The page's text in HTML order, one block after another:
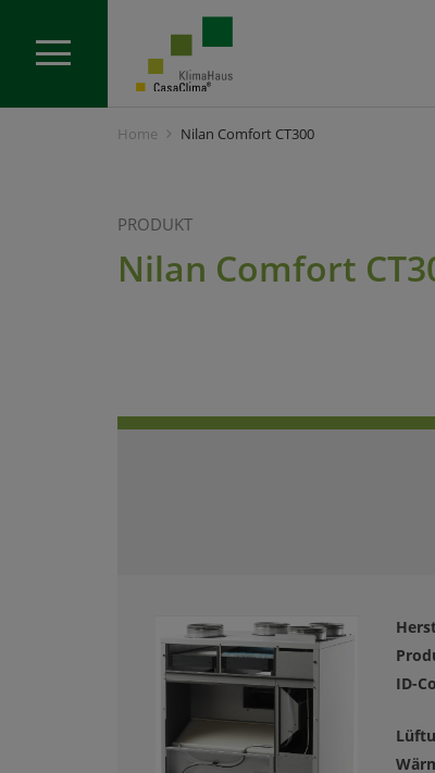
Home Nilan Comfort CT300
PRODUKT
Nilan Comfort
ID-